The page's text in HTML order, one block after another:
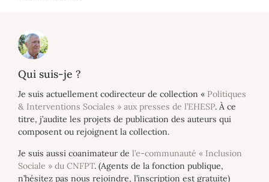
Qui suis-je ?
Je suis actuellement codirecteur de collection « Politiques
& Interventions Sociales » aux presses de l’EHESP. À ce
titre, j’audite les projets de publication des auteurs qui
composent ou rejoignent la collection.
Je suis aussi coanimateur de l’e-communauté « Inclusion
Sociale » du CNFPT. (Agents de la fonction publique,
n’hésitez pas nous rejoindre, l’inscription est gratuite)